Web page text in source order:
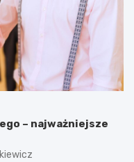
– najważniejsze